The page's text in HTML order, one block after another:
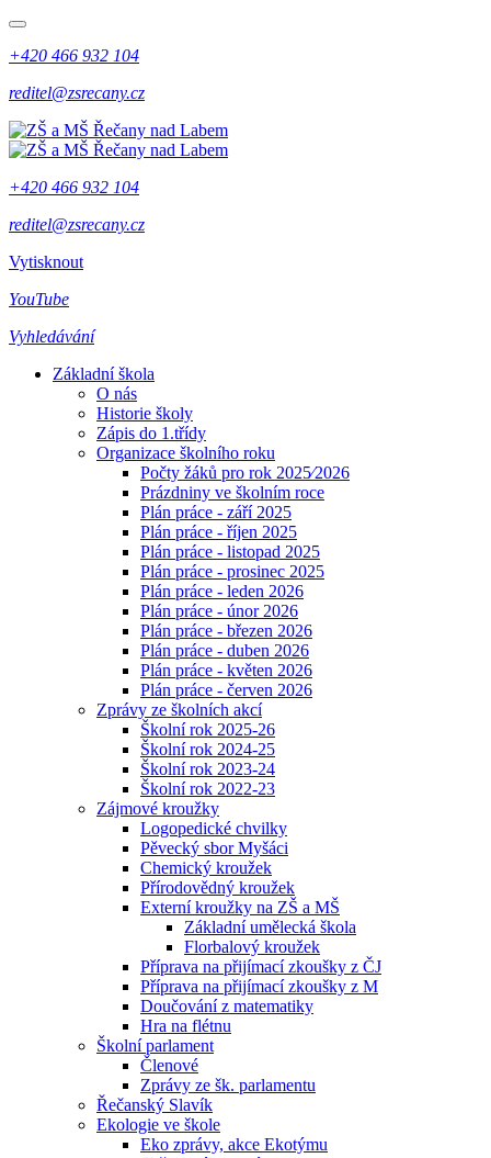
+420 466 932 104
reditel@zsrecany.cz
+420 466 932 104
reditel@zsrecany.cz
Vytisknout
YouTube
Vyhledávání
Základní škola
O nás
Historie školy
Zápis do 1.třídy
Organizace školního roku
Počty žáků pro rok 2025⁄2026
Prázdniny ve školním roce
Plán práce - září 2025
Plán práce - říjen 2025
Plán práce - listopad 2025
Plán práce - prosinec 2025
Plán práce - leden 2026
Plán práce - únor 2026
Plán práce - březen 2026
Plán práce - duben 2026
Plán práce - květen 2026
Plán práce - červen 2026
Zprávy ze školních akcí
Školní rok 2025-26
Školní rok 2024-25
Školní rok 2023-24
Školní rok 2022-23
Zájmové kroužky
Logopedické chvilky
Pěvecký sbor Myšáci
Chemický kroužek
Přírodovědný kroužek
Externí kroužky na ZŠ a MŠ
Základní umělecká škola
Florbalový kroužek
Příprava na přijímací zkoušky z ČJ
Příprava na přijímací zkoušky z M
Doučování z matematiky
Hra na flétnu
Školní parlament
Členové
Zprávy ze šk. parlamentu
Řečanský Slavík
Ekologie ve škole
Eko zprávy, akce Ekotýmu